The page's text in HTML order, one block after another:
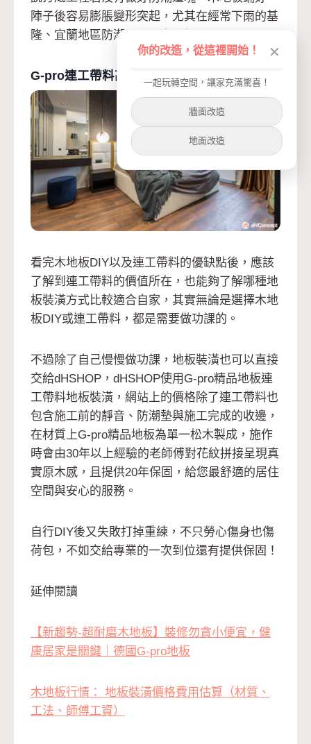
陣子後容易膨脹變形突起，尤其在經常下雨的基
隆、宜蘭地區防潮更是馬虎不得。
G-pro連工帶料高水準地板裝潢推薦
看完木地板DIY以及連工帶料的優缺點後，應該
了解到連工帶料的價值所在，也能夠了解哪種地
板裝潢方式比較適合自家，其實無論是選擇木地
板DIY或連工帶料，都是需要做功課的。
不過除了自己慢慢做功課，地板裝潢也可以直接
交給dHSHOP，dHSHOP使用G-pro精品地板連
工帶料地板裝潢，網站上的價格除了連工帶料也
包含施工前的靜音、防潮墊與施工完成的收邊，
在材質上G-pro精品地板為單一松木製成，施作
時會由30年以上經驗的老師傅對花紋拼接呈現真
實原木感，且提供20年保固，給您最舒適的居住
空間與安心的服務。
自行DIY後又失敗打掉重練，不只勞心傷身也傷
荷包，不如交給專業的一次到位還有提供保固！
延伸閱讀
【新趨勢-超耐磨木地板】裝修勿貪小便宜，健
康居家是關鍵｜德國G-pro地板
木地板行情： 地板裝潢價格費用估算（材質、
工法、師傅工資）
你的改造，從這裡開始！ ✕
一起玩轉空間，讓家充滿驚喜！
牆面改造
地面改造